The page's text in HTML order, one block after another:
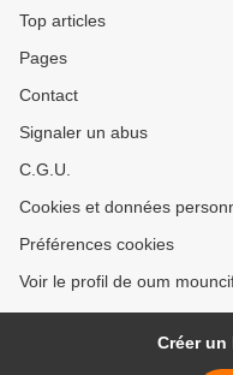
Top articles
Pages
Contact
Signaler un abus
C.G.U.
Cookies et données
Préférences cookies
Voir le profil de oum
Créer